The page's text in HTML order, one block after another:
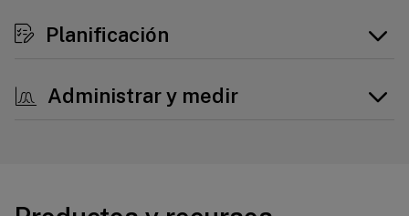
Planificación
Administrar y medir